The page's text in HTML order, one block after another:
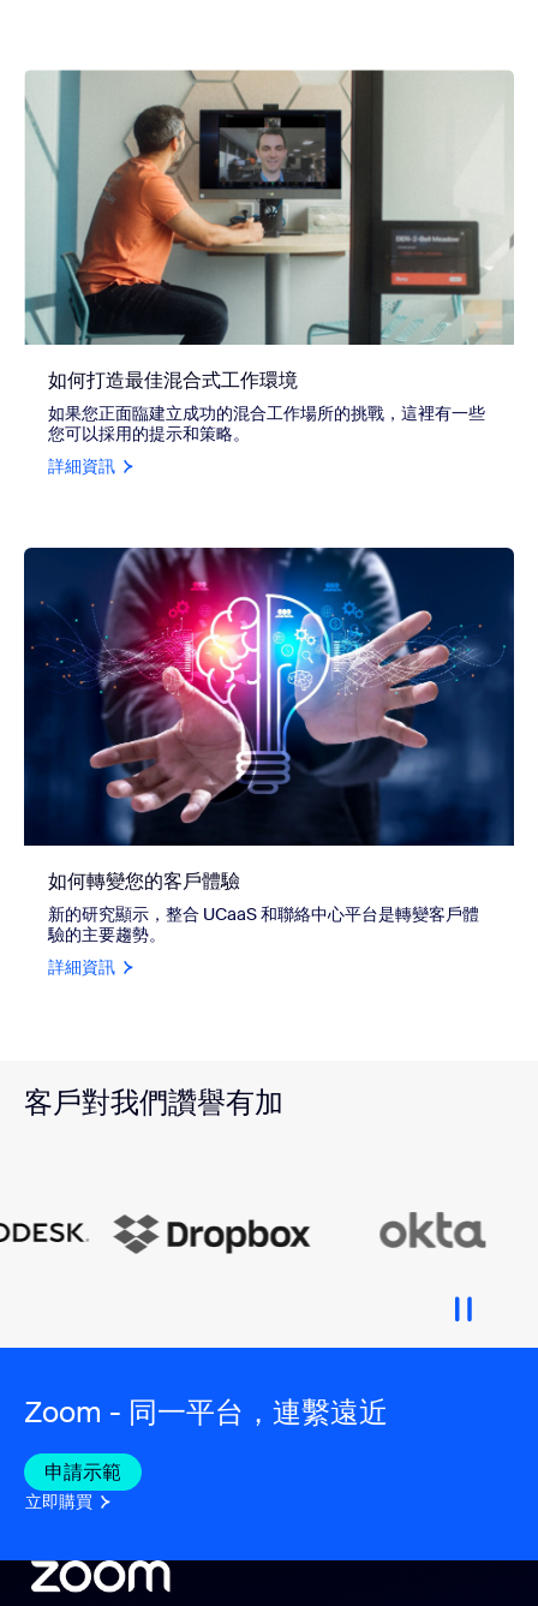
如何打造最佳混合式工作環境
如果您正面臨建立成功的混合工作場所的挑戰，這裡有一些
您可以採用的提示和策略。
詳細資訊
如何轉變您的客戶體驗
新的研究顯示，整合 UCaaS 和聯絡中心平台是轉變客戶體
驗的主要趨勢。
詳細資訊
客戶對我們讚譽有加
Zoom - 同一平台，連繫遠近
申請示範
立即購買